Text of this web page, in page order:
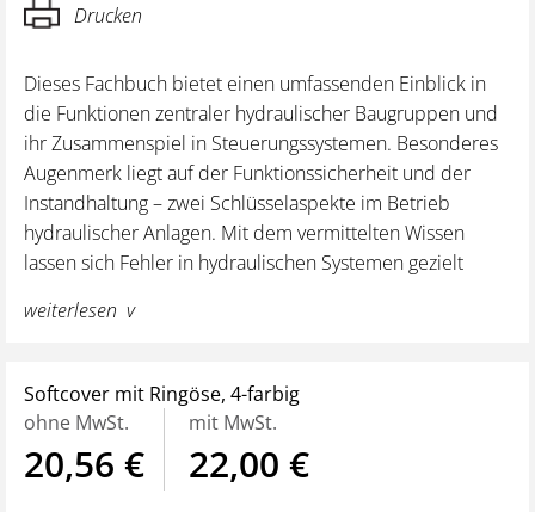
Drucken
Dieses Fachbuch bietet einen umfassenden Einblick in
die Funktionen zentraler hydraulischer Baugruppen und
ihr Zusammenspiel in Steuerungssystemen. Besonderes
Augenmerk liegt auf der Funktionssicherheit und der
Instandhaltung – zwei Schlüsselaspekte im Betrieb
hydraulischer Anlagen. Mit dem vermittelten Wissen
lassen sich Fehler in hydraulischen Systemen gezielt
versetzt, aktiv am Instandhaltungsprozess mitzuwirken.
Pflichtlektüre für die Binnenschifffahrt
einem Binnenschiff tätig ist, kommt an diesem Werk
kaum vorbei. Das Verständnis mechanischer Vorgänge
weiterlesen
Softcover mit Ringöse, 4-farbig
ohne MwSt.
20,56 €
mit MwSt.
22,00 €